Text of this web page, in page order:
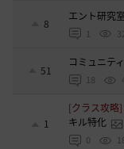
8
エント研究
1
51
コミュニテ
18
1
[クラス攻略]
キル特化
0